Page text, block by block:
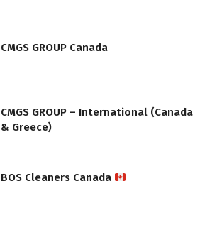
CMGS GROUP Canada
CMGS GROUP – International (Canada
& Greece)
BOS Cleaners Canada